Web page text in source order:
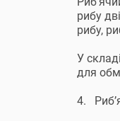
рибу
рибу,
У
для
4.